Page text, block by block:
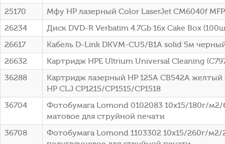
25170
Мфу HP лазерный Color LaserJet CM6040f
26234
Диск DVD-R Verbatim 4.7Gb 16x Cake Box
26617
Кабель D-Link DKVM-CU5/B1A solid 5м
26632
Картридж HPE Ultrium Universal Cleaning
36288
Картридж лазерный HP 125A CB542A желтый
HP CLJ CP1215/CP1515/CP1518
36704
Фотобумага Lomond 0102083 10x15/180г/
матовое для струйной печати
36708
Фотобумага Lomond 1103302 10x15/260г/